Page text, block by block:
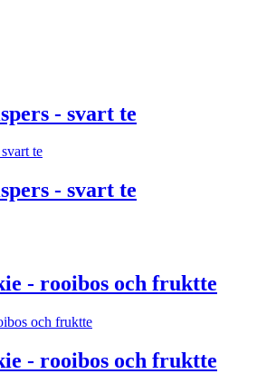
- svart te
- svart te
- rooibos och fruktte
- rooibos och fruktte